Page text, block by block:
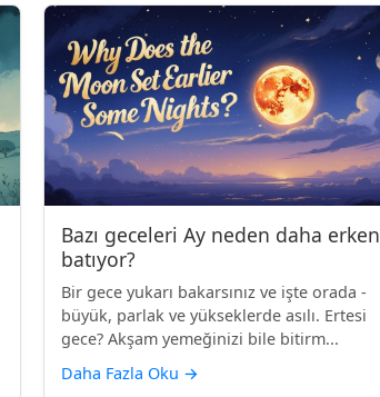
Bazı geceleri Ay neden daha erken
batıyor?
Bir gece yukarı bakarsınız ve işte orada -
büyük, parlak ve yükseklerde asılı. Ertesi
gece? Akşam yemeğinizi bile bitirm...
Daha Fazla Oku →